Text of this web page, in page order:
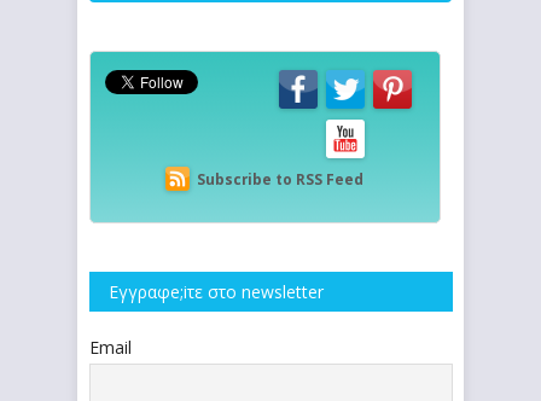
Subscribe to RSS Feed
Εγγραφe;iτε στο newsletter
Email